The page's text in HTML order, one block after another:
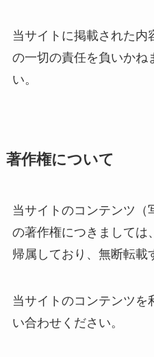
当サイトに掲載された内
の一切の責任を負いかね
い。
著作権について
当サイトのコンテンツ（
の著作権につきましては
帰属しており、無断転載
当サイトのコンテンツを
い合わせください。